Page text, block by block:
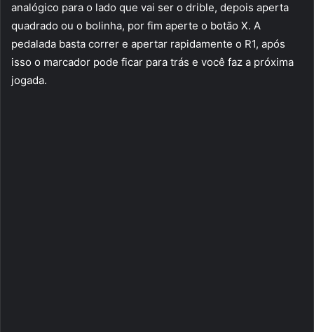
analógico para o lado que vai ser o drible, depois aperta
quadrado ou o bolinha, por fim aperte o botão X. A
pedalada basta correr e apertar rapidamente o R1, após
isso o marcador pode ficar para trás e você faz a próxima
jogada.